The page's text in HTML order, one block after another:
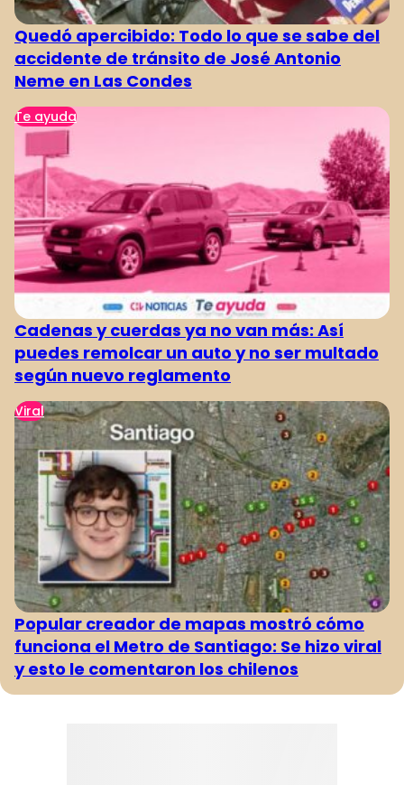
Quedó apercibido: Todo lo que se sabe del
accidente de tránsito de José Antonio
Neme en Las Condes
Te ayuda
Cadenas y cuerdas ya no van más: Así
puedes remolcar un auto y no ser multado
según nuevo reglamento
Viral
Popular creador de mapas mostró cómo
funciona el Metro de Santiago: Se hizo viral
y esto le comentaron los chilenos